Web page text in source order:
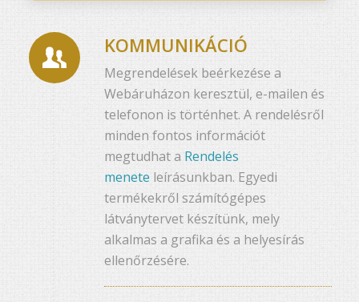
KOMMUNIKÁCIÓ
Megrendelések beérkezése a
Webáruházon keresztül, e-mailen és
telefonon is történhet. A rendelésről
minden fontos információt
megtudhat a Rendelés
menete leírásunkban. Egyedi
termékekről számítógépes
látványtervet készítünk, mely
alkalmas a grafika és a helyesírás
ellenőrzésére.